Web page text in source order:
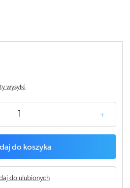
wysyłki
do koszyka
do ulubionych